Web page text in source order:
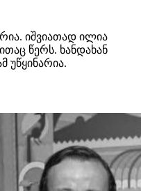
იშვიათად ილია
წერს. ხანდახან
უწყინარია.